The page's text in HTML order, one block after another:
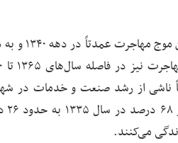
در
ناشی از رشد صنعت و خدمات در
می‌کنند.